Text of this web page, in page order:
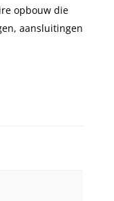
opbouw die
aansluitingen